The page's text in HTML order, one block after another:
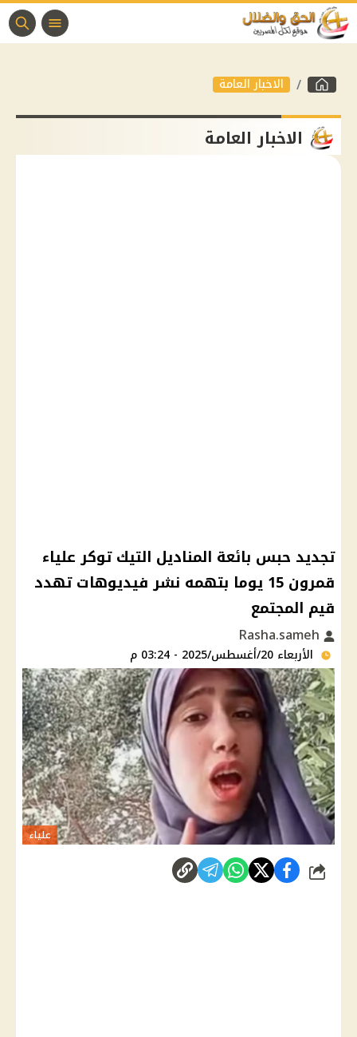
الاخبار العامة
الاخبار العامة
تجديد حبس بائعة المناديل التيك توكر علياء
قمرون 15 يوما بتهمه نشر فيديوهات تهدد
قيم المجتمع
الأربعاء 20/أغسطس/2025 - 03:24 م
علياء
شارك